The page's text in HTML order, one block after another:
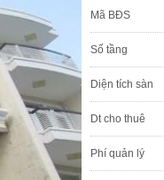
Mã BĐS
Số tầng
Diện tích sàn
Dt cho thuê
Phí quản lý